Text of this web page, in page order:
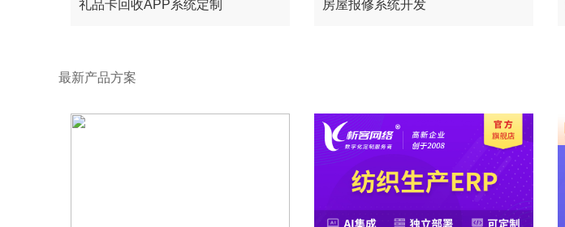
礼品卡回收APP系统定制 房屋报修系统开发
最新产品方案